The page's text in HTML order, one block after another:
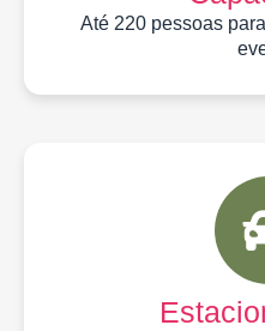
Até 220 pessoas